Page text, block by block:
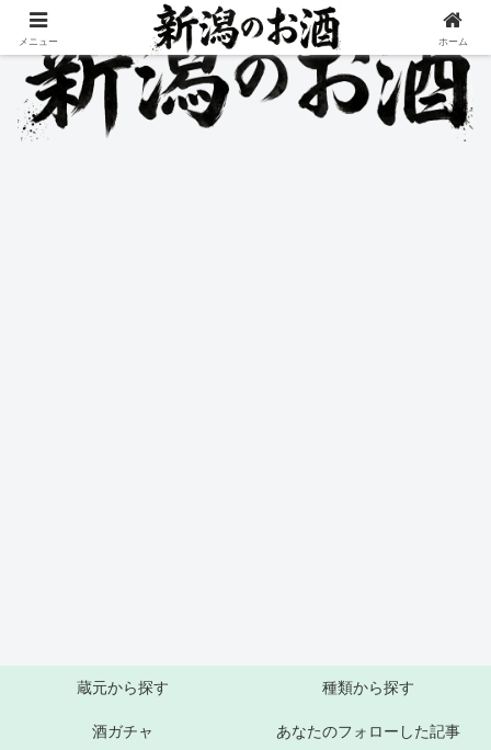
蔵元から探す 種類から探す
酒ガチャ あなたのフォローした記事
メニュー ホーム